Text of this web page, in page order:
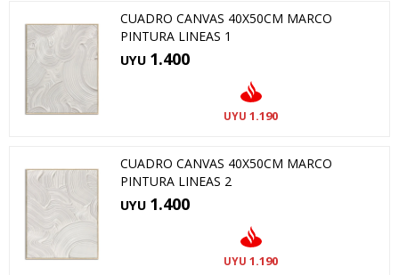
CUADRO CANVAS 40X50CM MARCO
PINTURA LINEAS 1
UYU 1.400
UYU 1.190
CUADRO CANVAS 40X50CM MARCO
PINTURA LINEAS 2
UYU 1.400
UYU 1.190